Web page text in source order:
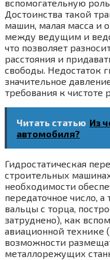
вспомогательную
Достоинства такой
машин, малая масса и
между ведущим и
что позволяет
расстояния и
свободы. Недостаток
значительное
требования к чистоте
Читать статью Из
автомобиля?
Гидростатическая
строительных
необходимости
передаточное число,
вальцы с торца,
затруднено), как
авиационной технике
возможности
металлорежущих